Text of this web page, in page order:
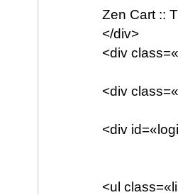
Zen Cart ::
</div>
<div
<div
<div
<ul